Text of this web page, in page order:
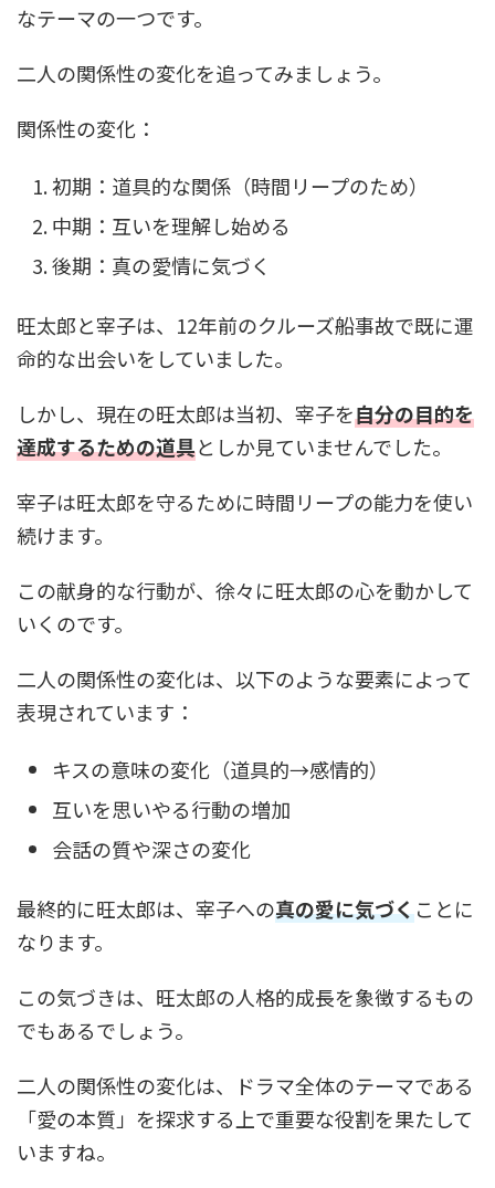
なテーマの一つです。
二人の関係性の変化を追ってみましょう。
関係性の変化：
初期：道具的な関係（時間リープのため）
中期：互いを理解し始める
後期：真の愛情に気づく
旺太郎と宰子は、12年前のクルーズ船事故で既に運
命的な出会いをしていました。
しかし、現在の旺太郎は当初、宰子を自分の目的を
達成するための道具としか見ていませんでした。
宰子は旺太郎を守るために時間リープの能力を使い
続けます。
この献身的な行動が、徐々に旺太郎の心を動かして
いくのです。
二人の関係性の変化は、以下のような要素によって
表現されています：
キスの意味の変化（道具的→感情的）
互いを思いやる行動の増加
会話の質や深さの変化
最終的に旺太郎は、宰子への真の愛に気づくことに
なります。
この気づきは、旺太郎の人格的成長を象徴するもの
でもあるでしょう。
二人の関係性の変化は、ドラマ全体のテーマである
「愛の本質」を探求する上で重要な役割を果たして
いますね。